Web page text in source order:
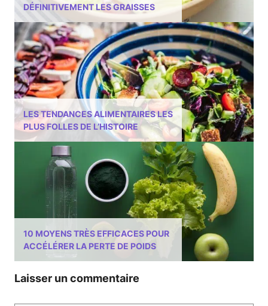
DÉFINITIVEMENT LES GRAISSES
LES TENDANCES ALIMENTAIRES LES
PLUS FOLLES DE L’HISTOIRE
10 MOYENS TRÈS EFFICACES POUR
ACCÉLÉRER LA PERTE DE POIDS
Laisser un commentaire